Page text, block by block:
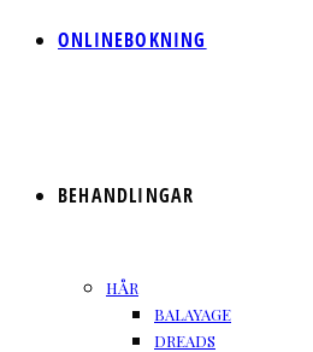
ONLINEBOKNING
BEHANDLINGAR
HÅR
BALAYAGE
DREADS